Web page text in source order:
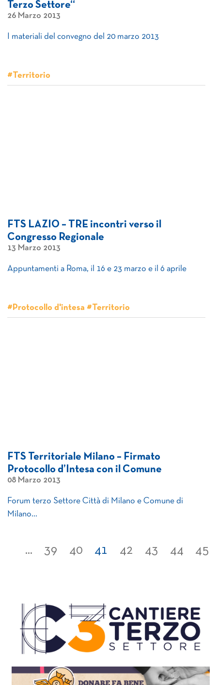
Terzo Settore“
26 Marzo 2013
I materiali del convegno del 20 marzo 2013
#Territorio
FTS LAZIO – TRE incontri verso il
Congresso Regionale
13 Marzo 2013
Appuntamenti a Roma, il 16 e 23 marzo e il 6 aprile
#Protocollo d'intesa #Territorio
FTS Territoriale Milano – Firmato
Protocollo d’Intesa con il Comune
08 Marzo 2013
Forum terzo Settore Città di Milano e Comune di
Milano…
... 39 40 41 42 43 44 45